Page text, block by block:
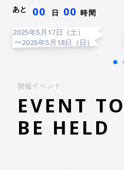
あと
00 日 00 時間
2025年5月17日（土）
〜2025年5月18日（日）
開催イベント
EVENT TO
BE HELD